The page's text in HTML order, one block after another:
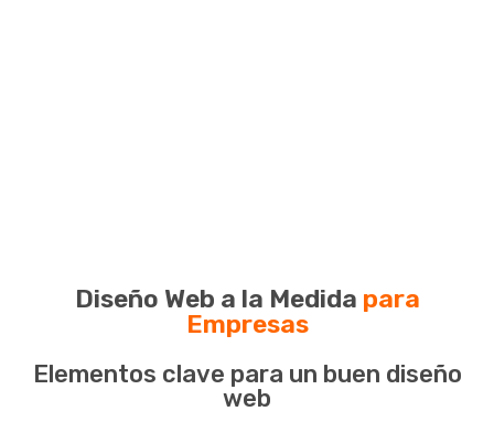
Diseño Web a la Medida para
Empresas
Elementos clave para un buen diseño
web